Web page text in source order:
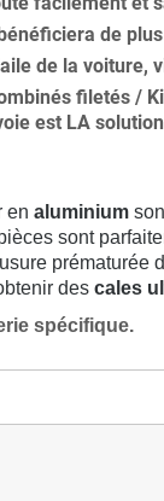
de plus
de la voiture,
filetés /
est LA solution
en aluminium
sont
prématurée
des cales
spécifique.